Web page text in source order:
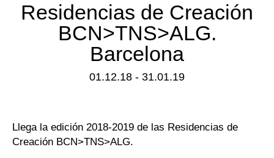
Residencias de Creación
BCN>TNS>ALG.
Barcelona
01.12.18 - 31.01.19
Llega la edición 2018-2019 de las Residencias de
Creación BCN>TNS>ALG.